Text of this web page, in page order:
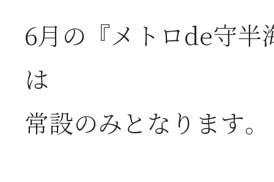
2026年07月01日
2026年06月28日
6月の『メトロde守
は
常設のみとなります。